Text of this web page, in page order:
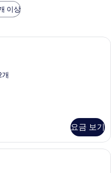
이상
욕실 | 샤워 시설, 무료 세면용품, 헤어
요금 보기
패밀리룸 (HARRIS) | 미니바, 객실 내